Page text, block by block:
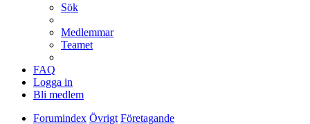
Sök
Medlemmar
Teamet
FAQ
Logga in
Bli medlem
Forumindex Övrigt Företagande